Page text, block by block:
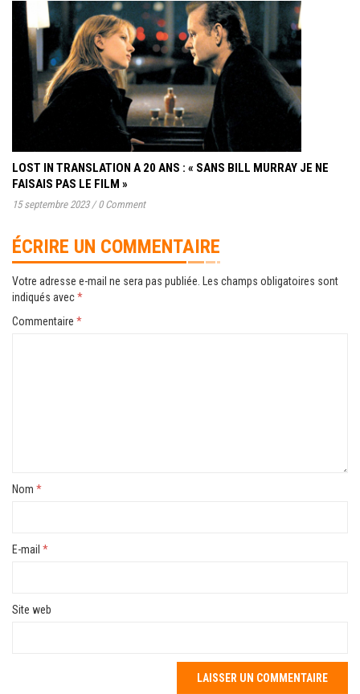
LOST IN TRANSLATION A 20 ANS : « SANS BILL MURRAY JE NE
FAISAIS PAS LE FILM »
15 septembre 2023 / 0 Comment
ÉCRIRE UN COMMENTAIRE
Votre adresse e-mail ne sera pas publiée.
Les champs obligatoires sont
indiqués avec*
Commentaire *
Nom *
E-mail *
Site web